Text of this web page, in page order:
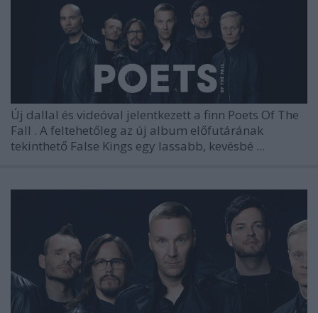
Új dallal és videóval jelentkezett a finn Poets Of The
Fall . A feltehetőleg az új album előfutárának
tekinthető False Kings egy lassabb, kevésbé ...